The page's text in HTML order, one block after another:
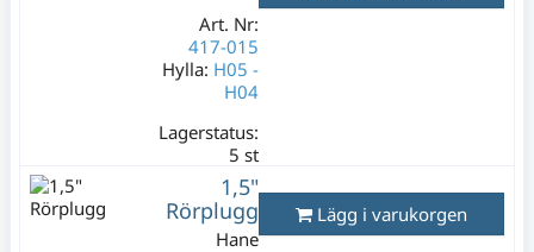
Art. Nr:
417-015
Hylla: H05 -
H04
Lagerstatus:
5 st
149 kr
Varav moms:
29,80 kr
1,5"
Rörplugg
Hane
Lägg i varukorgen